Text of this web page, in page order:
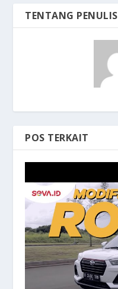
TENTANG PENULIS
POS TERKAIT